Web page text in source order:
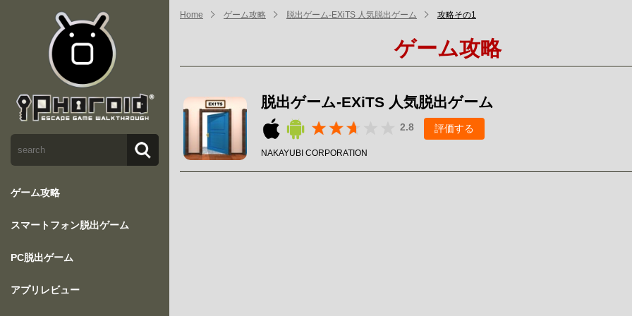
ゲーム攻略
スマートフォン脱出ゲーム
PC脱出ゲーム
アプリレビュー
Home ゲーム攻略 脱出ゲーム-EXiTS 人気脱出ゲーム 攻略その1
ゲーム攻略
脱出ゲーム-EXiTS 人気脱出ゲーム
2.8 評価する
NAKAYUBI CORPORATION